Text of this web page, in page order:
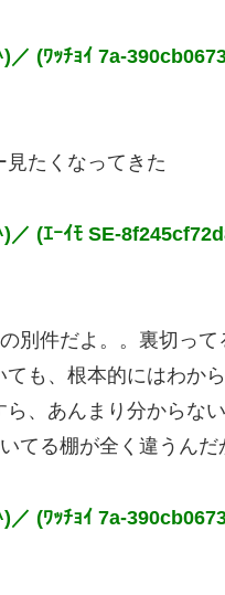
(ﾜｯﾁｮｲ 7a-
たくなってきた
(ｴｰｲﾓ SE-
別件だよ。。裏切って
も、根本的にはわか
、あんまり分からな
てる棚が全く違うんだ
(ﾜｯﾁｮｲ 7a-